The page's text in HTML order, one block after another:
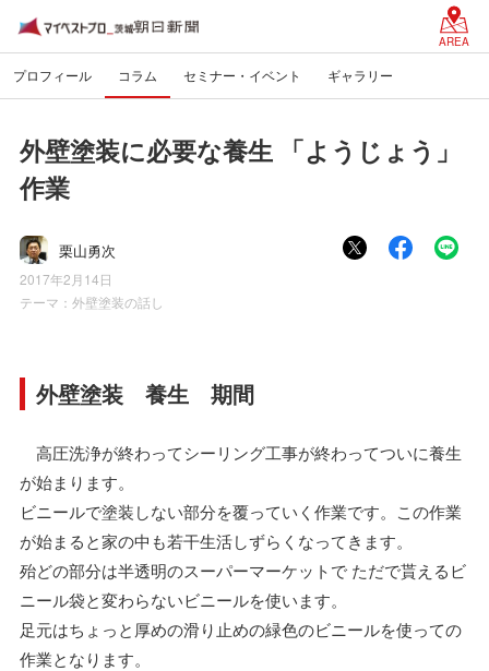
AREA
プロフィール コラム セミナー・イベント ギャラリー
外壁塗装に必要な養生 「ようじょう」
作業
栗山勇次
2017年2月14日
テーマ： 外壁塗装の話し
外壁塗装 養生 期間
高圧洗浄が終わってシーリング工事が終わってついに養生
が始まります。
ビニールで塗装しない部分を覆っていく作業です。この作業
が始まると家の中も若干生活しずらくなってきます。
殆どの部分は半透明のスーパーマーケットで ただで貰えるビ
ニール袋と変わらないビニールを使います。
足元はちょっと厚めの滑り止めの緑色のビニールを使っての
作業となります。